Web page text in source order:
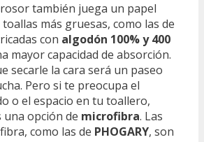
también juega un papel
más gruesas, como las de
con algodón 100% y 400
mayor capacidad de absorción.
secarle la cara será un paseo
Pero si te preocupa el
o el espacio en tu toallero,
opción de microfibra. Las
como las de PHOGARY, son